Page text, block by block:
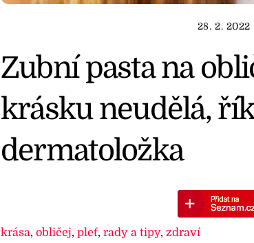
28. 2. 2022
Zubní pasta na
krásku neudělá,
dermatoložka
krása, obličej, pleť, rady a tipy, zdraví